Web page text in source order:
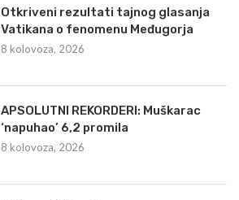
Otkriveni rezultati tajnog glasanja
Vatikana o fenomenu Međugorja
8 kolovoza, 2026
APSOLUTNI REKORDERI: Muškarac
‘napuhao’ 6,2 promila
8 kolovoza, 2026